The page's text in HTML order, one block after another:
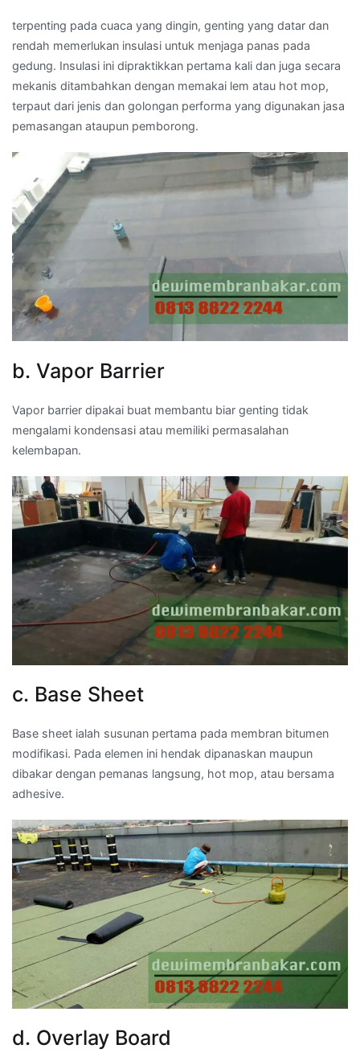
terpenting pada cuaca yang dingin, genting yang datar dan
rendah memerlukan insulasi untuk menjaga panas pada
gedung. Insulasi ini dipraktikkan pertama kali dan juga secara
mekanis ditambahkan dengan memakai lem atau hot mop,
terpaut dari jenis dan golongan performa yang digunakan jasa
pemasangan ataupun pemborong.
b. Vapor Barrier
Vapor barrier dipakai buat membantu biar genting tidak
mengalami kondensasi atau memiliki permasalahan
kelembapan.
c. Base Sheet
Base sheet ialah susunan pertama pada membran bitumen
modifikasi. Pada elemen ini hendak dipanaskan maupun
dibakar dengan pemanas langsung, hot mop, atau bersama
adhesive.
d. Overlay Board